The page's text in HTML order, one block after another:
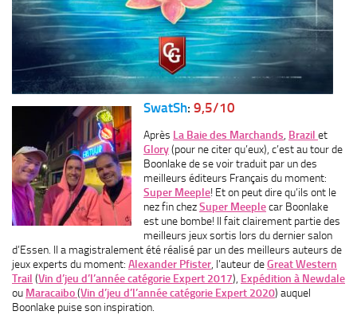
SwatSh: 9,5/10
Après La Baie des Marchands, Brazil et
Glory(pour ne citer qu’eux), c’est au tour de
Boonlake de se voir traduit par un des
meilleurs éditeurs Français du moment:
Super Meeple! Et on peut dire qu’ils ont le
nez fin chezSuper Meeplecar Boonlake
est une bombe! Il fait clairement partie des
meilleurs jeux sortis lors du dernier salon
d’Essen. Il a magistralement été réalisé par un des meilleurs auteurs de
jeux experts du moment: Alexander Pfister, l’auteur deGreat Western
Trail (Vin d’jeu d’l’année catégorie Expert 2017), Expédition à Newdale
ou Maracaibo(Vin d’jeu d’l’année catégorie Expert 2020) auquel
Boonlake puise son inspiration.